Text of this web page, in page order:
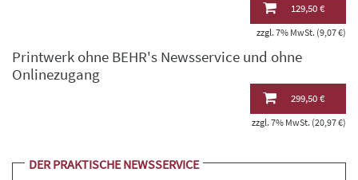
129,50 €
zzgl. 7% MwSt. (9,07 €)
Printwerk ohne BEHR's Newsservice und ohne
Onlinezugang
299,50 €
zzgl. 7% MwSt. (20,97 €)
DER PRAKTISCHE NEWSSERVICE